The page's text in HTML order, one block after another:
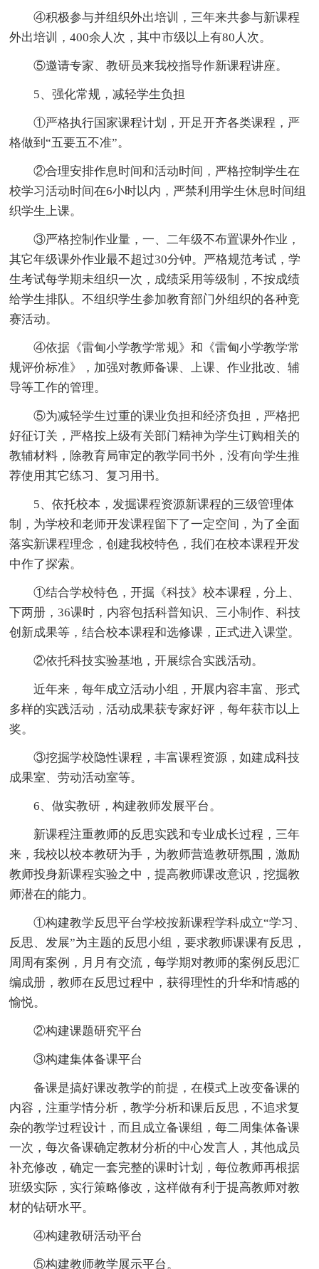
④积极参与并组织外出培训，三年来共参与新课程
外出培训，400余人次，其中市级以上有80人次。
⑤邀请专家、教研员来我校指导作新课程讲座。
5、强化常规，减轻学生负担
①严格执行国家课程计划，开足开齐各类课程，严
格做到“五要五不准”。
②合理安排作息时间和活动时间，严格控制学生在
校学习活动时间在6小时以内，严禁利用学生休息时间组
织学生上课。
③严格控制作业量，一、二年级不布置课外作业，
其它年级课外作业最不超过30分钟。严格规范考试，学
生考试每学期未组织一次，成绩采用等级制，不按成绩
给学生排队。不组织学生参加教育部门外组织的各种竞
赛活动。
④依据《雷甸小学教学常规》和《雷甸小学教学常
规评价标准》，加强对教师备课、上课、作业批改、辅
导等工作的管理。
⑤为减轻学生过重的课业负担和经济负担，严格把
好征订关，严格按上级有关部门精神为学生订购相关的
教辅材料，除教育局审定的教学同书外，没有向学生推
荐使用其它练习、复习用书。
5、依托校本，发掘课程资源新课程的三级管理体
制，为学校和老师开发课程留下了一定空间，为了全面
落实新课程理念，创建我校特色，我们在校本课程开发
中作了探索。
①结合学校特色，开掘《科技》校本课程，分上、
下两册，36课时，内容包括科普知识、三小制作、科技
创新成果等，结合校本课程和选修课，正式进入课堂。
②依托科技实验基地，开展综合实践活动。
近年来，每年成立活动小组，开展内容丰富、形式
多样的实践活动，活动成果获专家好评，每年获市以上
奖。
③挖掘学校隐性课程，丰富课程资源，如建成科技
成果室、劳动活动室等。
6、做实教研，构建教师发展平台。
新课程注重教师的反思实践和专业成长过程，三年
来，我校以校本教研为手，为教师营造教研氛围，激励
教师投身新课程实验之中，提高教师课改意识，挖掘教
师潜在的能力。
①构建教学反思平台学校按新课程学科成立“学习、
反思、发展”为主题的反思小组，要求教师课课有反思，
周周有案例，月月有交流，每学期对教师的案例反思汇
编成册，教师在反思过程中，获得理性的升华和情感的
愉悦。
②构建课题研究平台
③构建集体备课平台
备课是搞好课改教学的前提，在模式上改变备课的
内容，注重学情分析，教学分析和课后反思，不追求复
杂的教学过程设计，而且成立备课组，每二周集体备课
一次，每次备课确定教材分析的中心发言人，其他成员
补充修改，确定一套完整的课时计划，每位教师再根据
班级实际，实行策略修改，这样做有利于提高教师对教
材的钻研水平。
④构建教研活动平台
⑤构建教师教学展示平台。